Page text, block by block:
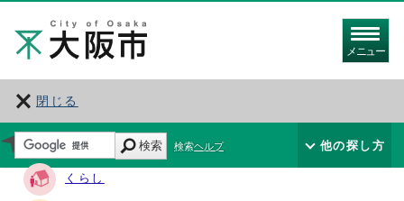
メニュー
閉じる
サイト・ナビ
くらし
検索 検索ヘルプ 他の探し方